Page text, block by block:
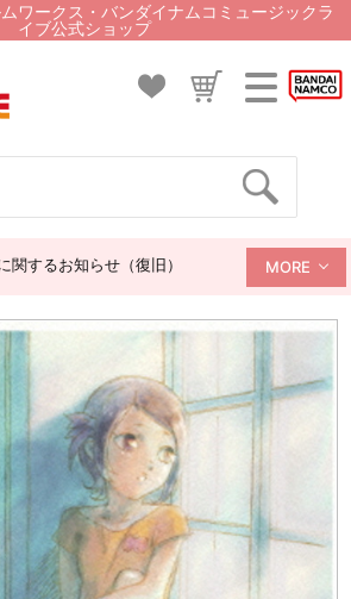
ワークス・バンダイナムコミュージックラ
イブ公式ショップ
関するお知らせ（復旧） MORE